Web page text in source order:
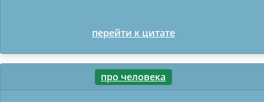
перейти к цитате
про человека